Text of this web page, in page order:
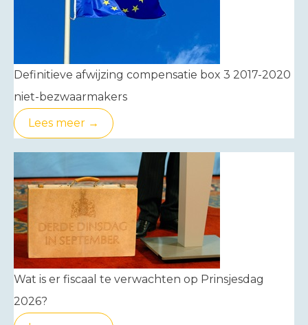
Definitieve afwijzing compensatie box 3 2017-2020
niet-bezwaarmakers
Lees meer →
Wat is er fiscaal te verwachten op Prinsjesdag
2026?